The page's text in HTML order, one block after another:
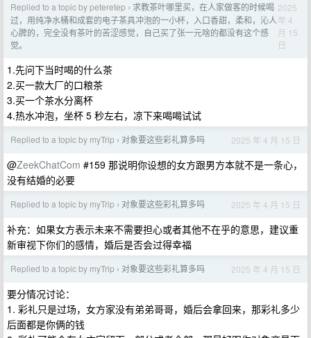
Replied to a topic by peteretep › 求教茶叶哪里买，在人家做客的时候喝
过，用纯净水桶和成套的电子茶具冲泡的一小杯，入口香甜，柔和，沁人
心脾的，完全没有茶叶的苦涩感觉，自己买了张一元啥的都没有这个感
觉。
2025
年 4
月 15
日
1.先问下当时喝的什么茶
2.买一款大厂的口粮茶
3.买一个茶水分离杯
4.热水冲泡，坐杯 5 秒左右，凉下来喝喝试试
Replied to a topic by myTrip › 对象要这些彩礼算多吗 2025 年 4 月 15 日
@ZeekChatCom #159 那说明你设想的女方跟男方本就不是一条心，
没有结婚的必要
Replied to a topic by myTrip › 对象要这些彩礼算多吗 2025 年 4 月 15 日
补充：如果女方表示未来不需要担心或者其他不在乎的意思，建议重
新审视下你们的感情，婚后是否会过得幸福
Replied to a topic by myTrip › 对象要这些彩礼算多吗 2025 年 4 月 15 日
要分情况讨论：
1. 彩礼只是过场，女方家没有弟弟哥哥，婚后会拿回来，那彩礼多少
后面都是你俩的钱